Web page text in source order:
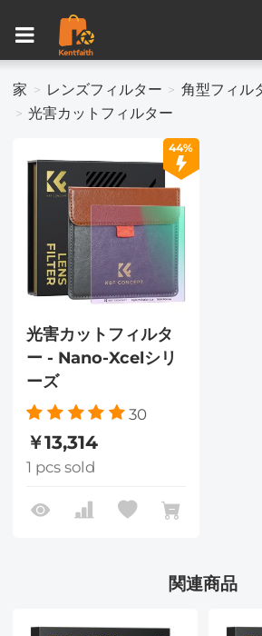
家 レンズフィルター 角型フィル
光害カットフィルター
44%
光害カットフィルタ
ー - Nano-Xcelシリ
ーズ
30
￥13,314
1 pcs sold
関連商品